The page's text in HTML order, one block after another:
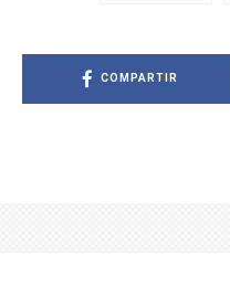
COMPARTIR